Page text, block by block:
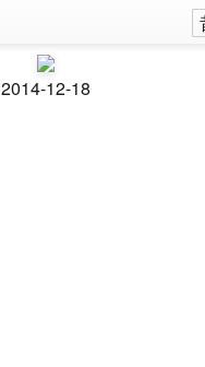
2014-12-18